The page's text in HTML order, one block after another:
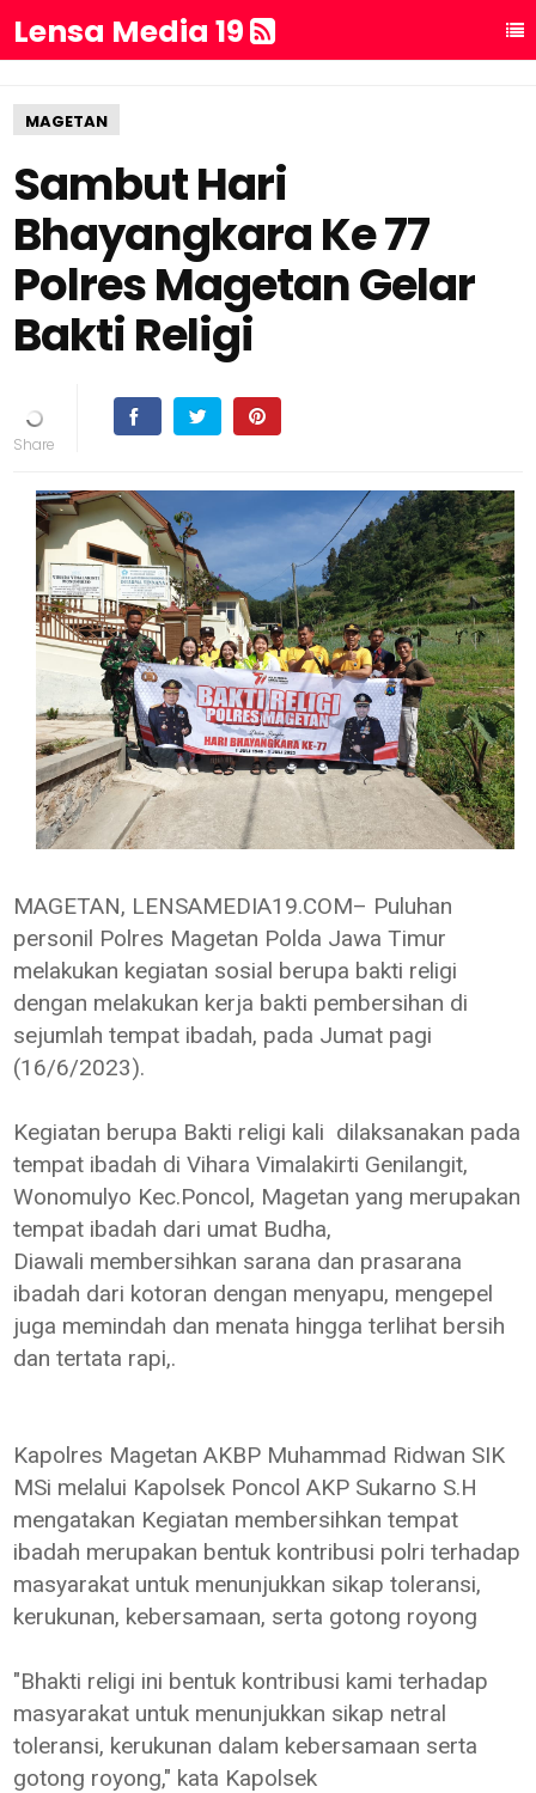
Lensa Media 19
MAGETAN
Sambut Hari
Bhayangkara Ke 77
Polres Magetan Gelar
Bakti Religi
MAGETAN, LENSAMEDIA19.COM– Puluhan
personil Polres Magetan Polda Jawa Timur
melakukan kegiatan sosial berupa bakti religi
dengan melakukan kerja bakti pembersihan di
sejumlah tempat ibadah, pada Jumat pagi
(16/6/2023).
Kegiatan berupa Bakti religi kali dilaksanakan pada
tempat ibadah di Vihara Vimalakirti Genilangit,
Wonomulyo Kec.Poncol, Magetan yang merupakan
tempat ibadah dari umat Budha,
Diawali membersihkan sarana dan prasarana
ibadah dari kotoran dengan menyapu, mengepel
juga memindah dan menata hingga terlihat bersih
dan tertata rapi,.
Kapolres Magetan AKBP Muhammad Ridwan SIK
MSi melalui Kapolsek Poncol AKP Sukarno S.H
mengatakan Kegiatan membersihkan tempat
ibadah merupakan bentuk kontribusi polri terhadap
masyarakat untuk menunjukkan sikap toleransi,
kerukunan, kebersamaan, serta gotong royong
"Bhakti religi ini bentuk kontribusi kami terhadap
masyarakat untuk menunjukkan sikap netral
toleransi, kerukunan dalam kebersamaan serta
gotong royong," kata Kapolsek